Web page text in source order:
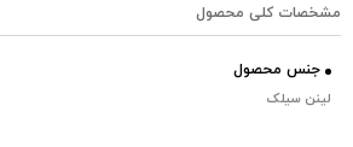
مشخصات کلی محصول
جنس محصول
لینن سیلک